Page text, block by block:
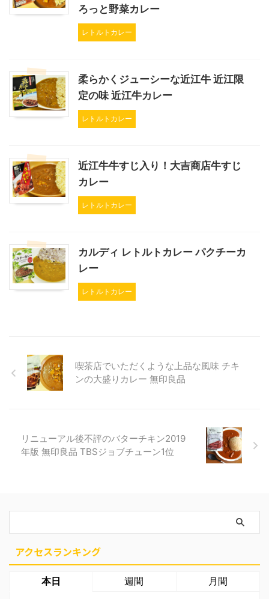
ろっと野菜カレー
レトルトカレー
柔らかくジューシーな近江牛 近江限
定の味 近江牛カレー
レトルトカレー
近江牛牛すじ入り！大吉商店牛すじ
カレー
レトルトカレー
カルディ レトルトカレー パクチーカ
レー
レトルトカレー
喫茶店でいただくような上品な風味 チキ
ンの大盛りカレー 無印良品
リニューアル後不評のバターチキン2019
年版 無印良品 TBSジョブチューン1位
アクセスランキング
本日 週間 月間